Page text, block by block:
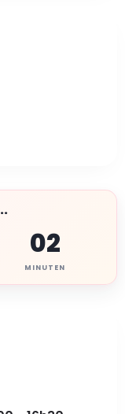
02
MINUTEN